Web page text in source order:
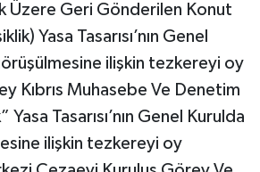
Üzere Geri Gönderilen Konut
Yasa Tasarısı’nın Genel
ilişkin tezkereyi oy
Kıbrıs Muhasebe Ve Denetim
Tasarısı’nın Genel Kurulda
ilişkin tezkereyi oy